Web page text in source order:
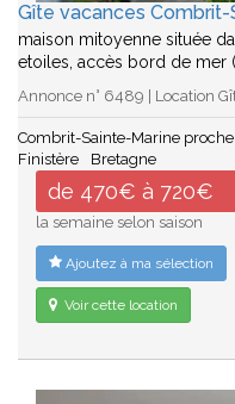
Gîte vacances Combrit-
maison mitoyenne située
etoiles, accès bord de mer
Annonce n° 6489 | Location
Combrit-Sainte-Marine
Finistère
Bretagne
de 470€ à 720€
la semaine selon saison
Ajoutez à ma sélection
Voir cette location